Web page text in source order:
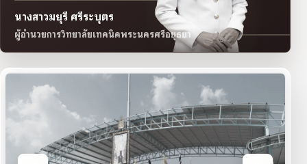
นางสาวมยุรี ศรีระบุตร
ผู้อำนวยการวิทยาลัยเทคนิคพระนครศรีอยุธยา